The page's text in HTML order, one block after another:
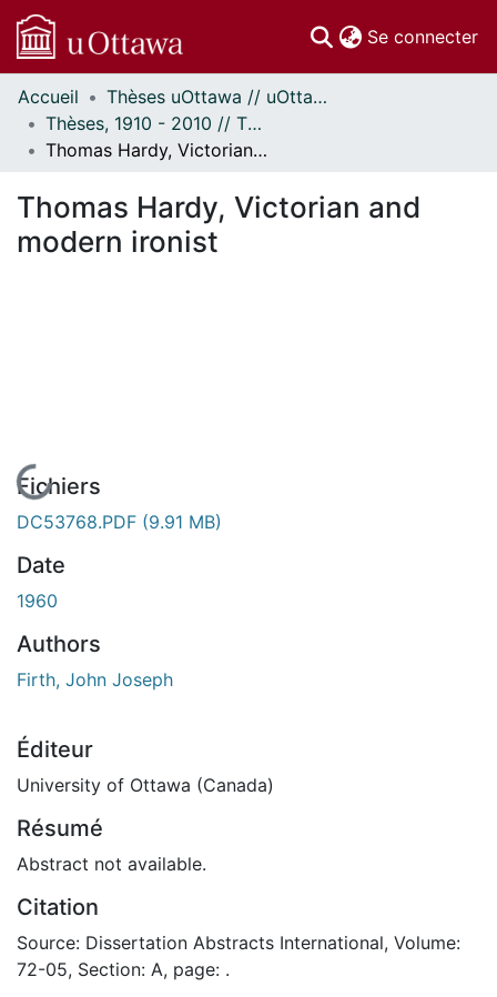
Se connecter
Communautés
et collections
Parcourir
À propos
Accueil
Thèses uOttawa // uOttawa Theses
Thèses, 1910 - 2010 // Theses, 1910 - 2010
Thomas Hardy, Victorian and modern ironist
Thomas Hardy, Victorian and
modern ironist
En cours de chargement...
Fichiers
DC53768.PDF (9.91 MB)
Date
1960
Authors
Firth, John Joseph
Éditeur
University of Ottawa (Canada)
Résumé
Abstract not available.
Citation
Source: Dissertation Abstracts International, Volume:
72-05, Section: A, page: .